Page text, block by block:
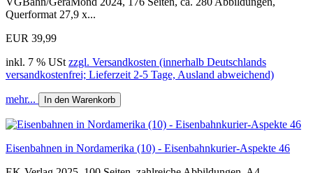
Querformat 27,9 x...
EUR 39,99
inkl. 7 % USt zzgl. Versandkosten (innerhalb Deutschlands
versandkostenfrei; Lieferzeit 2-5 Tage, Ausland abweichend)
mehr... In den Warenkorb
Eisenbahnen in Nordamerika (10) - Eisenbahnkurier-Aspekte 46